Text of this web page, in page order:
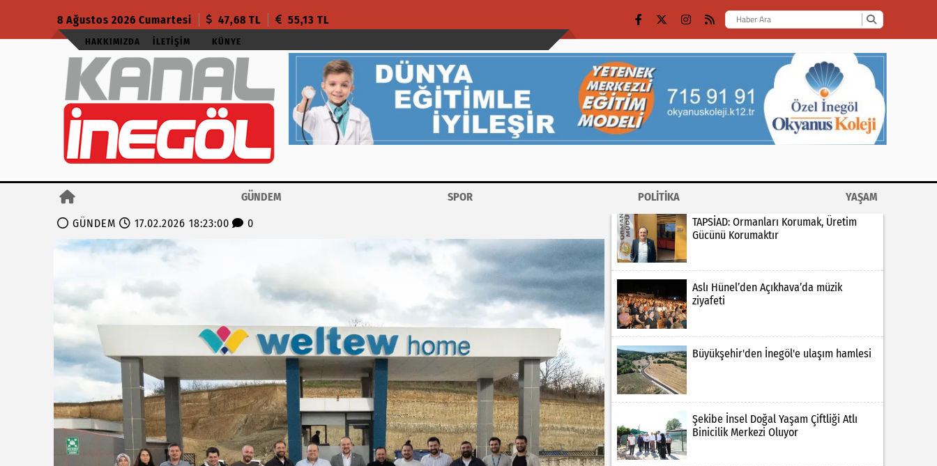
8 Ağustos 2026 Cumartesi 47,68 TL 55,13 TL
HAKKIMIZDA İLETIŞIM KÜNYE
GÜNDEM SPOR POLİTİKA
YAŞAM
GÜNDEM
17.02.2026 18:23:00 0
TAPSİAD: Ormanları Korumak, Üretim
Gücünü Korumaktır
Aslı Hünel’den Açıkhava’da müzik
ziyafeti
Büyükşehir'den İnegöl'e ulaşım hamlesi
Şekibe İnsel Doğal Yaşam Çiftliği Atlı
Binicilik Merkezi Oluyor